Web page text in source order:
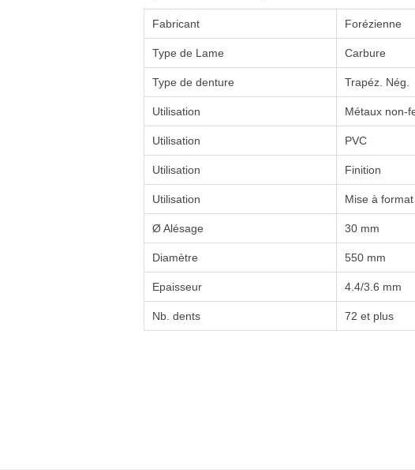
Fabricant Forézienne
Type de Lame Carbure
Type de denture Trapéz. Nég.
Utilisation Métaux non-
Utilisation PVC
Utilisation Finition
Utilisation Mise à format
Ø Alésage 30 mm
Diamètre 550 mm
Epaisseur 4.4/3.6 mm
Nb. dents 72 et plus